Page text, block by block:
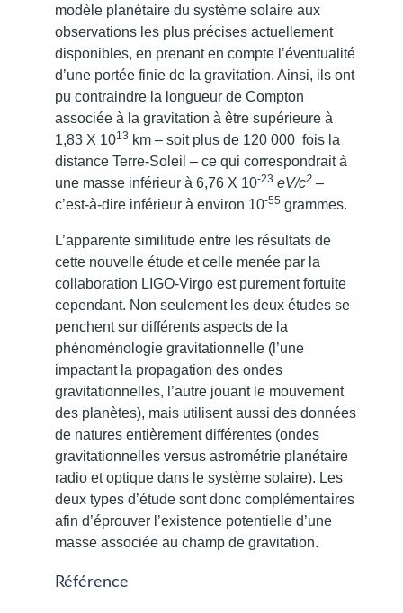
modèle planétaire du système solaire aux
observations les plus précises actuellement
disponibles, en prenant en compte l’éventualité
d’une portée finie de la gravitation. Ainsi, ils ont
pu contraindre la longueur de Compton
associée à la gravitation à être supérieure à
1,83 X 1013 km – soit plus de 120 000 fois la
distance Terre-Soleil – ce qui correspondrait à
une masse inférieur à 6,76 X 10-23 eV/c2 –
c’est-à-dire inférieur à environ 10-55 grammes.
L’apparente similitude entre les résultats de
cette nouvelle étude et celle menée par la
collaboration LIGO-Virgo est purement fortuite
cependant. Non seulement les deux études se
penchent sur différents aspects de la
phénoménologie gravitationnelle (l’une
impactant la propagation des ondes
gravitationnelles, l’autre jouant le mouvement
des planètes), mais utilisent aussi des données
de natures entièrement différentes (ondes
gravitationnelles versus astrométrie planétaire
radio et optique dans le système solaire). Les
deux types d’étude sont donc complémentaires
afin d’éprouver l’existence potentielle d’une
masse associée au champ de gravitation.
Référence